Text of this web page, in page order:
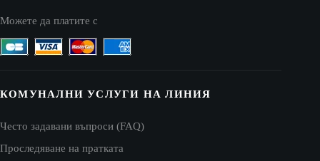
Можете да платите с
КОМУНАЛНИ УСЛУГИ НА ЛИНИЯ
Често задавани въпроси (FAQ)
Проследяване на пратката